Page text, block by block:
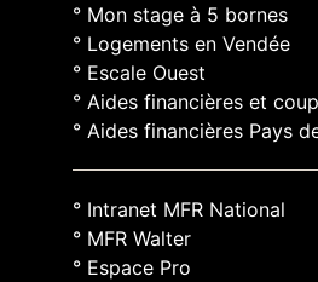
° Mon stage à 5 bornes
° Logements en Vendée
° Escale Ouest
° Aides financières et
° Aides financières Pays
° Intranet MFR National
° MFR Walter
° Espace Pro